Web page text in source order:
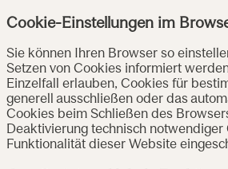
Cookie-Einstellungen im
Sie können Ihren Browser so
Setzen von Cookies informiert
Einzelfall erlauben, Cookies für
generell ausschließen oder das
Cookies beim Schließen des
Deaktivierung technisch notwendiger
Funktionalität dieser Website